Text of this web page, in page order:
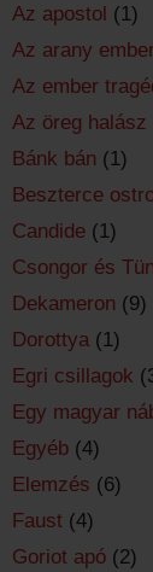
Az apostol (1)
Az arany ember
Az ember
Az öreg halász
Bánk bán (1)
Beszterce
Candide (1)
Csongor és
Dekameron (9)
Dorottya (1)
Egri csillagok
Egy magyar
Egyéb (4)
Elemzés (6)
Faust (4)
Goriot apó (2)